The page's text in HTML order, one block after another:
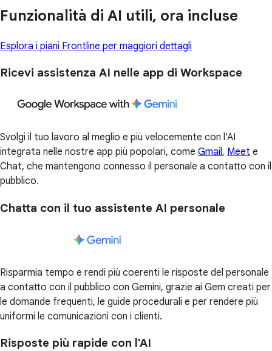
Funzionalità di AI utili, ora incluse
Esplora i piani Frontline per maggiori dettagli
Ricevi assistenza AI nelle app di Workspace
Svolgi il tuo lavoro al meglio e più velocemente con l'AI
integrata nelle nostre app più popolari, come Gmail, Meet e
Chat, che mantengono connesso il personale a contatto con il
pubblico.
Chatta con il tuo assistente AI personale
Risparmia tempo e rendi più coerenti le risposte del personale
a contatto con il pubblico con Gemini, grazie ai Gem creati per
le domande frequenti, le guide procedurali e per rendere più
uniformi le comunicazioni con i clienti.
Risposte più rapide con l'AI